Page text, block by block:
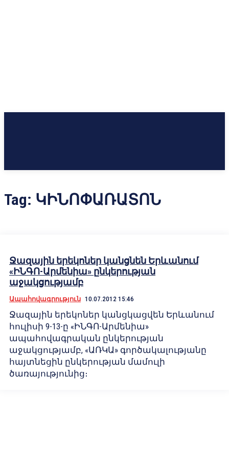
Tag: ԿԻՆՈՓԱՌԱՏՈՆ
Ջազային երեկոներ կանցնեն Երևանում
«ԻՆԳՈ-Արմենիա» ընկերության
աջակցությամբ
Ապահովագրություն 10.07.2012 15:46
Ջազային երեկոներ կանցկացվեն Երևանում
հուլիսի 9-13-ը «ԻՆԳՈ-Արմենիա»
ապահովագրական ընկերության
աջակցությամբ, «ԱՌԿԱ» գործակալությանը
հայտնեցին ընկերության մամուլի
ծառայությունից։